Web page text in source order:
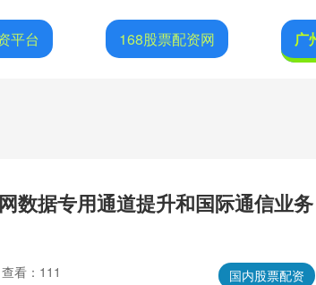
平台 168股票配资网 广
数据专用通道提升和国际通信业务
国内股票配资
查看：111